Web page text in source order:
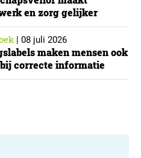
en zorg gelijker
| 08 juli 2026
maken mensen ook
correcte informatie